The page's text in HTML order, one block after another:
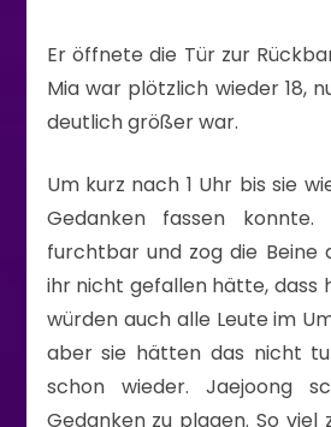
Er öffnete die Tür zur
Mia war plötzlich wieder 18,
deutlich größer war.
Um kurz nach 1 Uhr bis sie
Gedanken fassen
furchtbar und zog die Beine
ihr nicht gefallen hätte, dass
würden auch alle Leute im
aber sie hätten das nicht
schon wieder. Jaejoong
Gedanken zu plagen. So viel